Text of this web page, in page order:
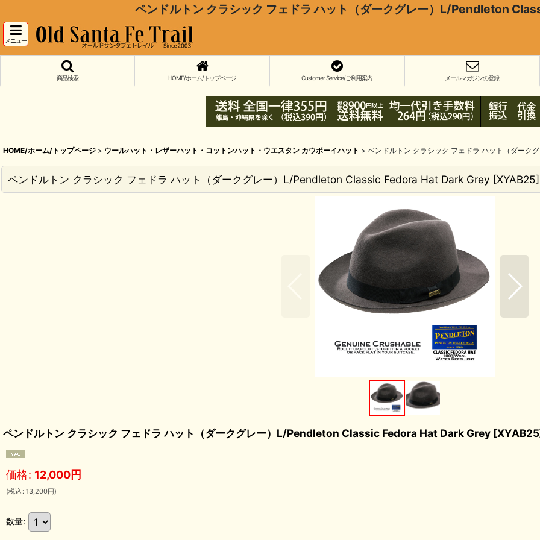
ペンドルトン クラシック フェドラ ハット（ダークグレー）L/Pendleton
メニュー
商品検索 HOME/ホーム/トップページ Customer Service/ご利用案内 メールマガジンの登録
HOME/ホーム/トップページ > ウールハット・レザーハット・コットンハット・ウエスタン カウボーイハット > ペンドルトン クラシック フェドラ ハット（ダー
ペンドルトン クラシック フェドラ ハット（ダークグレー）L/Pendleton Classic Fedora Hat Dark Grey [XYAB25]
ペンドルトン クラシック フェドラ ハット（ダークグレー）L/Pendleton Classic Fedora Hat Dark Grey [XYAB25
価格: 12,000円
(税込 : 13,200円)
数量: